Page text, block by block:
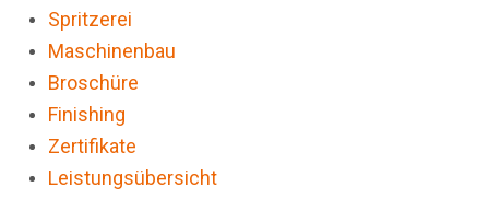
Spritzerei
Maschinenbau
Broschüre
Finishing
Zertifikate
Leistungsübersicht